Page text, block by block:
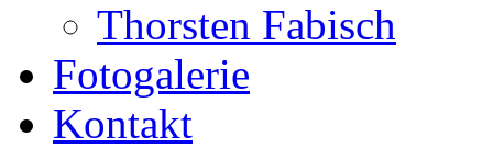
Thorsten Fabisch
Fotogalerie
Kontakt